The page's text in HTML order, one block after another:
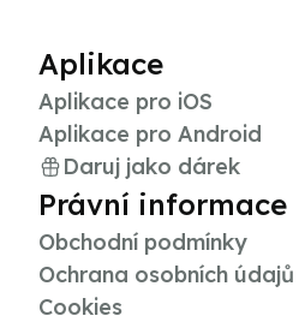
Aplikace
Aplikace pro iOS
Aplikace pro Android
Daruj jako dárek
Právní informace
Obchodní podmínky
Ochrana osobních údajů
Cookies